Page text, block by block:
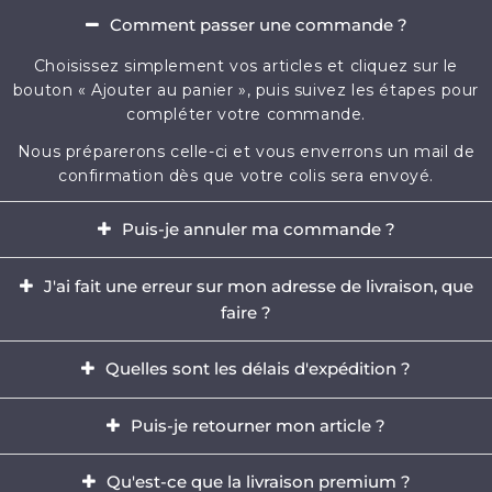
Comment passer une commande ?
Choisissez simplement vos articles et cliquez sur le
bouton « Ajouter au panier », puis suivez les étapes pour
compléter votre commande.
Nous préparerons celle-ci et vous enverrons un mail de
confirmation dès que votre colis sera envoyé.
Puis-je annuler ma commande ?
l'heure qui suit votre achat.
J'ai fait une erreur sur mon adresse de livraison, que
faire ?
heures qui suit votre achat. Si l'adresse indiquée pour la
livraison comporte une erreur, contactez-nous
rapidement par email àcontact@mikizi.com
précisant l'adresse correcte.
Quelles sont les délais d'expédition ?
72h (hors week-end et jours fériés) et les délais de
livraison sont de 5 à 12 jours ouvrés en France, et jusqu'à
15 jours ouvrés partout en Europe.
Puis-je retourner mon article ?
Qu'est-ce que la livraison premium ?